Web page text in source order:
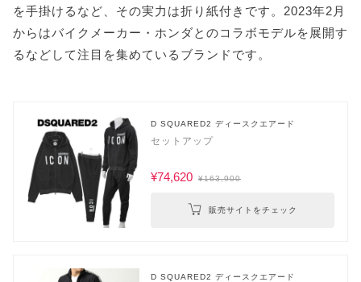
を手掛けるなど、その実力は折り紙付きです。2023年2月
からはバイクメーカー・ホンダとのコラボモデルを展開す
るなどして注目を集めているブランドです。
D SQUARED2 ディースクエアード
セットアップ
¥74,620 ¥163,900
販売サイトをチェック
D SQUARED2 ディースクエアード